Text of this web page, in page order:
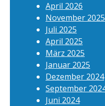
April 2026
November 2025
Juli 2025
April 2025
März 2025
Januar 2025
Dezember 2024
September
Juni 2024